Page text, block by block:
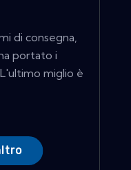
di consegna,
portato i
miglio è